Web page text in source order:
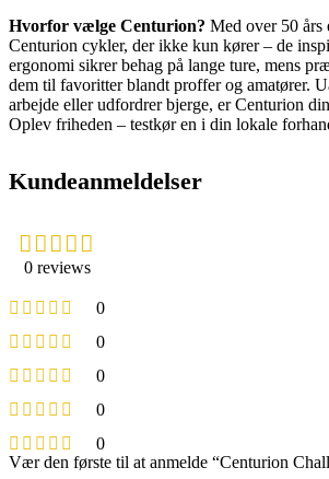
Hvorfor vælge Centurion? Med over 50 års
Centurion cykler, der ikke kun kører – de
ergonomi sikrer behag på lange ture, mens
dem til favoritter blandt proffer og amatører.
arbejde eller udfordrer bjerge, er Centurion
Oplev friheden – testkør en i din lokale
Kundeanmeldelser
0 reviews
0
0
0
0
0
Vær den første til at anmelde “Centurion